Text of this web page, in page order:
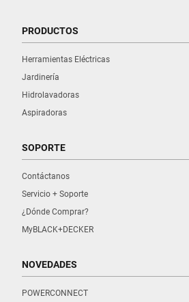
PRODUCTOS
Herramientas Eléctricas
Jardinería
Hidrolavadoras
Aspiradoras
SOPORTE
Contáctanos
Servicio + Soporte
¿Dónde Comprar?
MyBLACK+DECKER
NOVEDADES
POWERCONNECT